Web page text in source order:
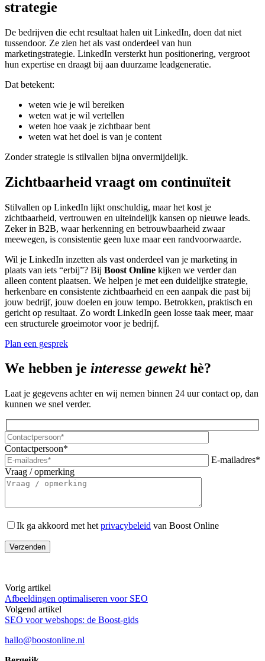
strategie
De bedrijven die echt resultaat halen uit LinkedIn, doen dat niet
tussendoor. Ze zien het als vast onderdeel van hun
marketingstrategie. LinkedIn versterkt hun positionering, vergroot
hun expertise en draagt bij aan duurzame leadgeneratie.
Dat betekent:
weten wie je wil bereiken
weten wat je wil vertellen
weten hoe vaak je zichtbaar bent
weten wat het doel is van je content
Zonder strategie is stilvallen bijna onvermijdelijk.
Zichtbaarheid vraagt om continuïteit
Stilvallen op LinkedIn lijkt onschuldig, maar het kost je
zichtbaarheid, vertrouwen en uiteindelijk kansen op nieuwe leads.
Zeker in B2B, waar herkenning en betrouwbaarheid zwaar
meewegen, is consistentie geen luxe maar een randvoorwaarde.
Wil je LinkedIn inzetten als vast onderdeel van je marketing in
plaats van iets “erbij”? Bij Boost Online kijken we verder dan
alleen content plaatsen. We helpen je met een duidelijke strategie,
herkenbare en consistente zichtbaarheid en een aanpak die past bij
jouw bedrijf, jouw doelen en jouw tempo. Betrokken, praktisch en
gericht op resultaat. Zo wordt LinkedIn geen losse taak meer, maar
een structurele groeimotor voor je bedrijf.
Plan een gesprek
We hebben je interesse gewekthè?
Laat je gegevens achter en wij nemen binnen 24 uur contact op, dan
kunnen we snel verder.
Contactpersoon*
E-mailadres*
Vraag / opmerking
Ik ga akkoord met het privacybeleid van Boost Online
Vorig artikel
Afbeeldingen optimaliseren voor SEO
Volgend artikel
SEO voor webshops: de Boost-gids
hallo@boostonline.nl